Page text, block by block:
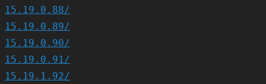
15.19.0.88/
15.19.0.89/
15.19.0.90/
15.19.0.91/
15.19.1.92/